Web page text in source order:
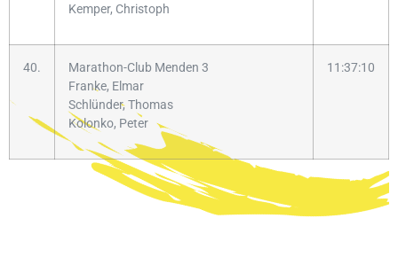
Kemper, Christoph
40.
Marathon-Club Menden 3
Franke, Elmar
Schlünder, Thomas
Kolonko, Peter
11:37:10